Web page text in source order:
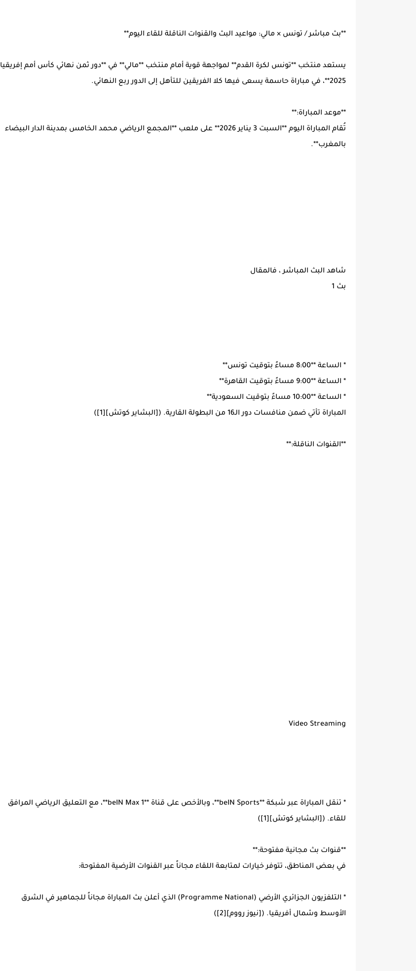
**بث مباشر / تونس × مالي: مواعيد البث والقنوات الناقلة للقاء اليوم**
يستعد منتخب **تونس لكرة القدم** لمواجهة قوية أمام منتخب **مالي** في **دور ثمن نهائي كأس أمم إفريقيا
2025**، في مباراة حاسمة يسعى فيها كلا الفريقين للتأهل إلى الدور ربع النهائي.
**موعد المباراة:**
تُقام المباراة اليوم **السبت 3 يناير 2026** على ملعب **المجمع الرياضي محمد الخامس بمدينة الدار البيضاء
بالمغرب**.
شاهد البث المباشر ، فالمقال
بث 1
* الساعة **8:00 مساءً بتوقيت تونس**
* الساعة **9:00 مساءً بتوقيت القاهرة**
* الساعة **10:00 مساءً بتوقيت السعودية**
المباراة تأتي ضمن منافسات دور الـ16 من البطولة القارية. ([البشاير كوتش][1])
**القنوات الناقلة:**
Video Streaming
* تنقل المباراة عبر شبكة **beIN Sports**، وبالأخص على قناة **beIN Max 1**، مع التعليق الرياضي المرافق
للقاء. ([البشاير كوتش][1])
**قنوات بث مجانية مفتوحة:**
في بعض المناطق، تتوفر خيارات لمتابعة اللقاء مجاناً عبر القنوات الأرضية المفتوحة:
* التلفزيون الجزائري الأرضي (Programme National) الذي أعلن بث المباراة مجاناً للجماهير في الشرق
الأوسط وشمال أفريقيا. ([نيوز رووم][2])